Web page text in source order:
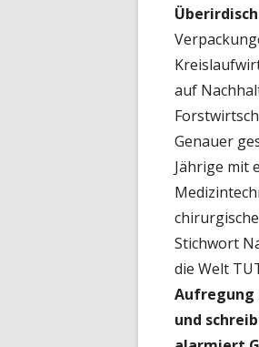
auf
Genauer
Jährige mit
Stichwort
die Welt
Aufregung
und